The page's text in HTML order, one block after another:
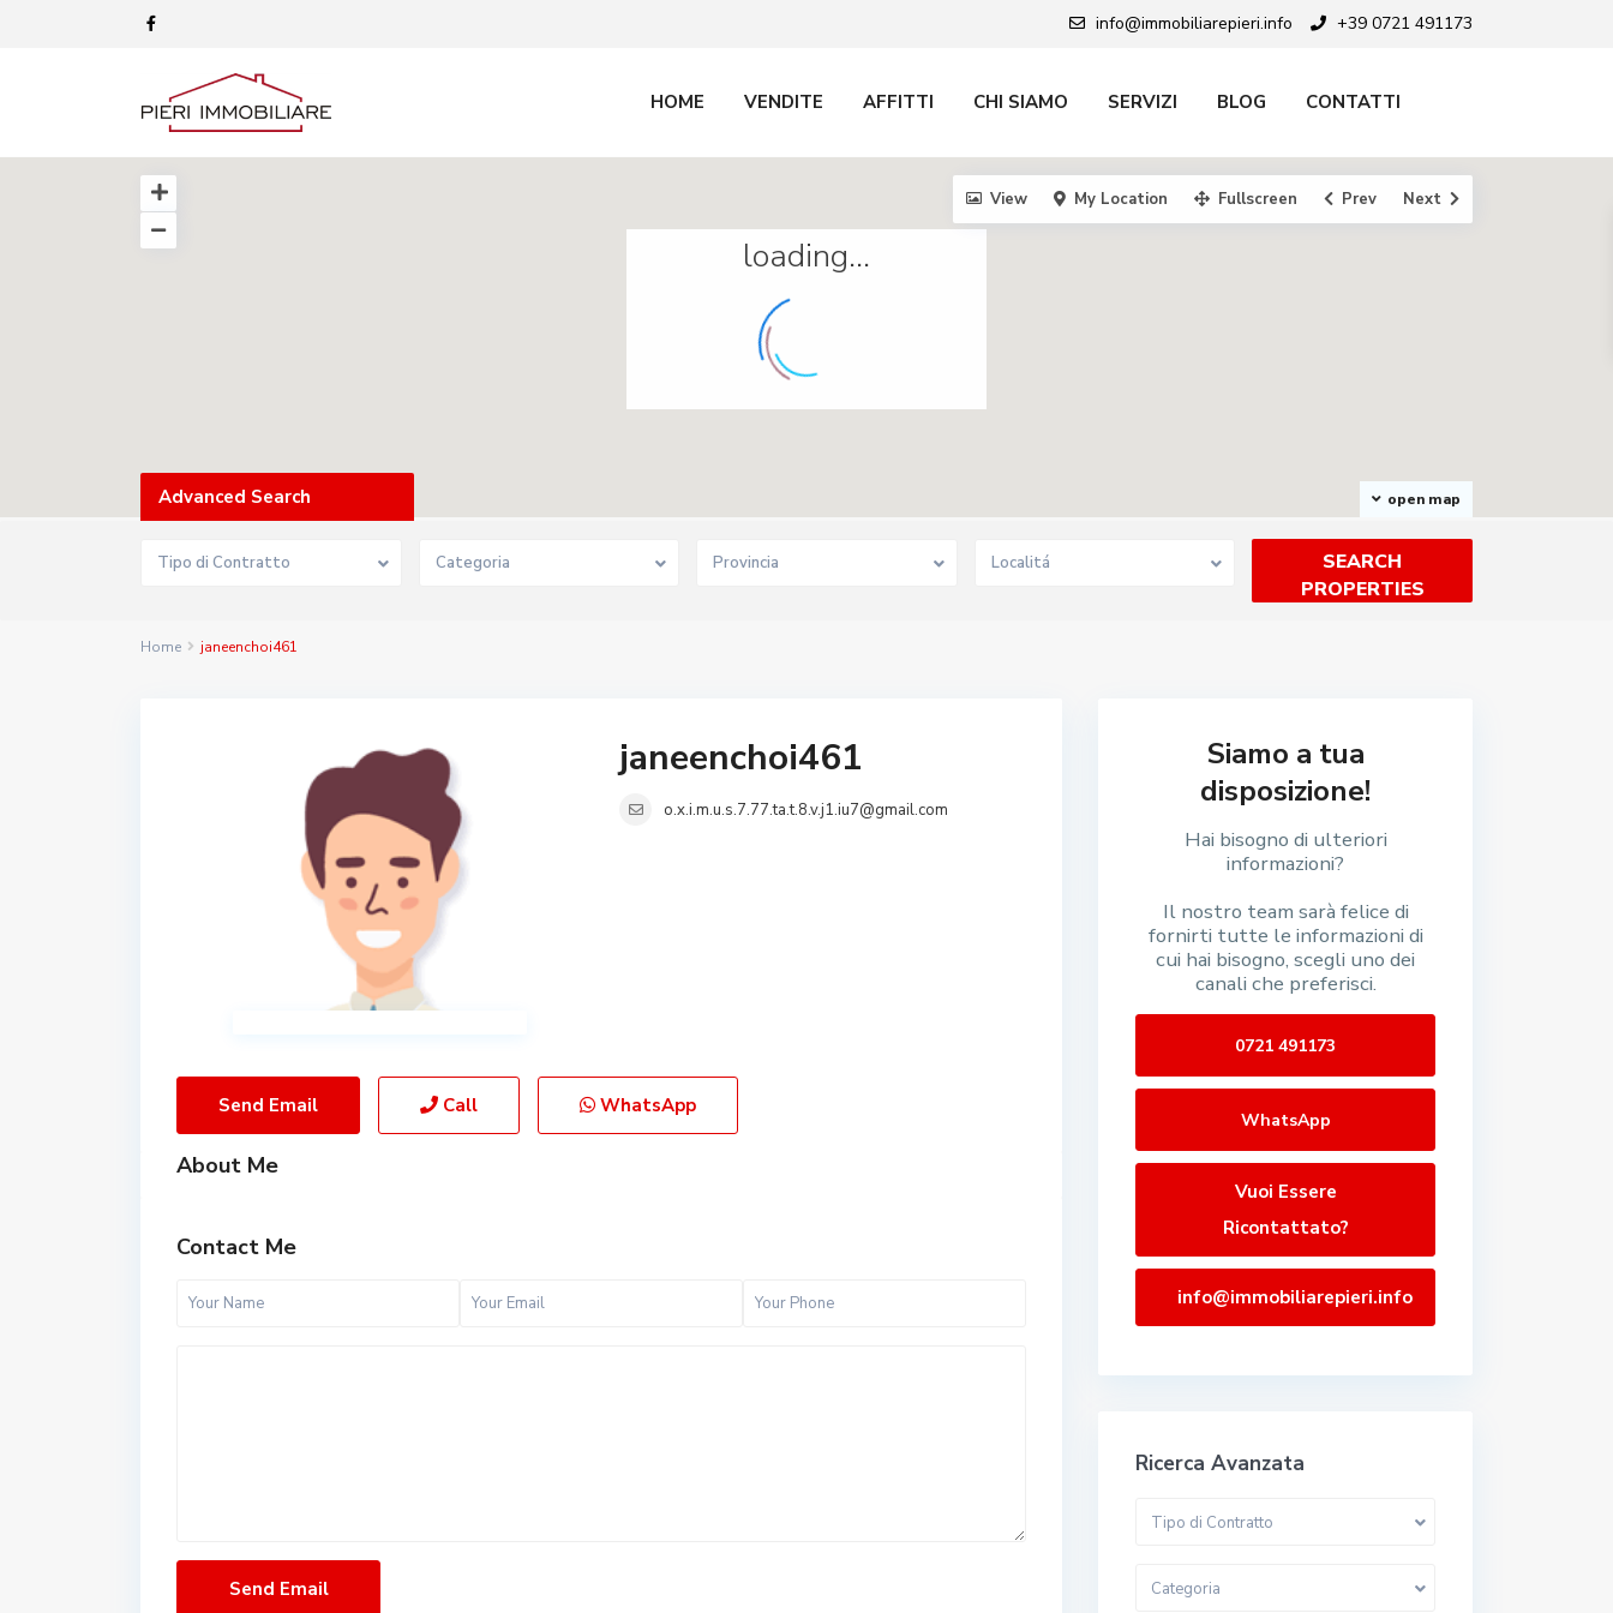
info@immobiliarepieri.info +39 0721 491173
HOME VENDITE AFFITTI CHI SIAMO SERVIZI BLOG CONTATTI
loading...
open map
View My Location Fullscreen Prev Next
Advanced Search
Tipo di Contratto Categoria Provincia Localitá
Home janeenchoi461
janeenchoi461
o.x.i.m.u.s.7.77.ta.t.8.v.j1.iu7@gmail.com
Send Email Call WhatsApp
About Me
Contact Me
Siamo a tua
disposizione!
Hai bisogno di ulteriori
informazioni?
Il nostro team sarà felice di
fornirti tutte le informazioni di
cui hai bisogno, scegli uno dei
canali che preferisci.
0721 491173
WhatsApp
Vuoi Essere
Ricontattato?
info@immobiliarepieri.info
Ricerca Avanzata
Tipo di Contratto
Categoria